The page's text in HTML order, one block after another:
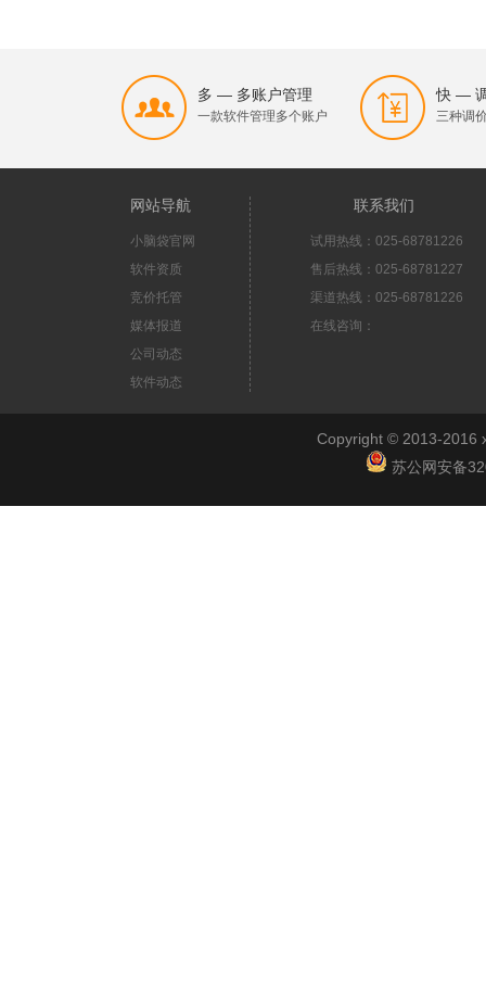
多 — 多账户管理
一款软件管理多个账户
快 —
三种调
网站导航
小脑袋官网
软件资质
竞价托管
媒体报道
公司动态
软件动态
联系我们
试用热线：025-68781226
售后热线：025-68781227
渠道热线：025-68781226
在线咨询：
Copyright © 2013-2016
苏公网安备